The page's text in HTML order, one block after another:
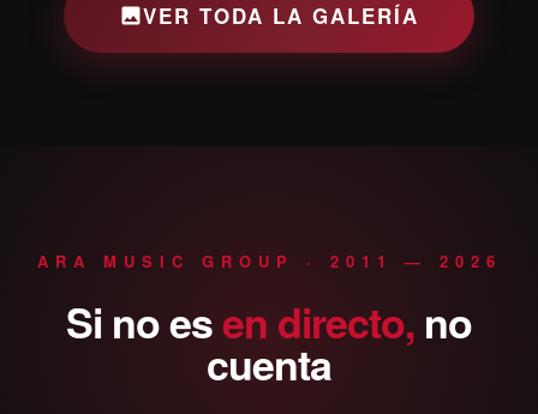
VER TODA LA GALERÍA
ARA MUSIC GROUP · 2011 — 2026
Si noesen directo, no
cuenta